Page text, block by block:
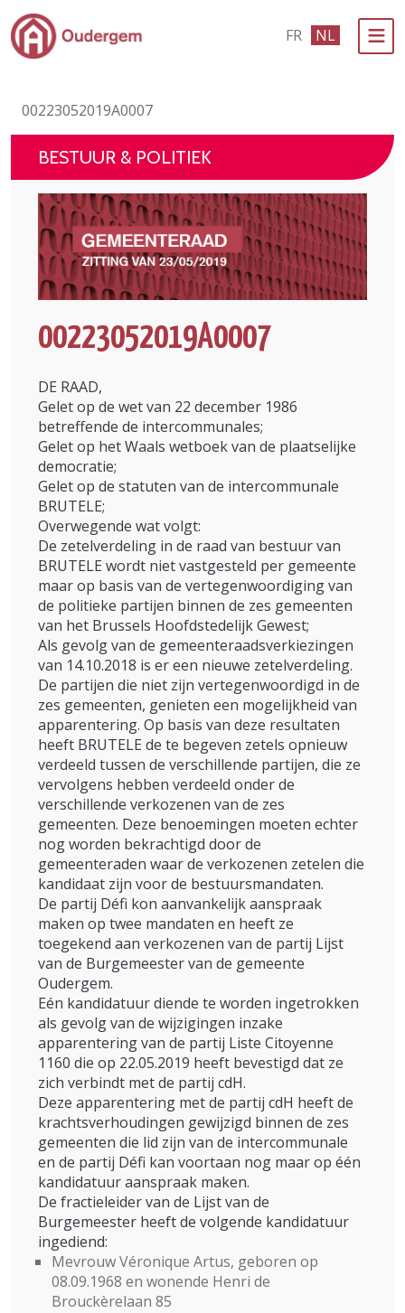
Ga naar de hoofdinhoud FR NL
Evenementen & Verenigingen
eLoket
Leven in Oudergem
In 1 klik
00223052019A0007
BESTUUR & POLITIEK
00223052019A0007
DE RAAD,
Gelet op de wet van 22 december 1986
betreffende de intercommunales;
Gelet op het Waals wetboek van de plaatselijke
democratie;
Gelet op de statuten van de intercommunale
BRUTELE;
Overwegende wat volgt:
De zetelverdeling in de raad van bestuur van
BRUTELE wordt niet vastgesteld per gemeente
maar op basis van de vertegenwoordiging van
de politieke partijen binnen de zes gemeenten
van het Brussels Hoofdstedelijk Gewest;
Als gevolg van de gemeenteraadsverkiezingen
van 14.10.2018 is er een nieuwe zetelverdeling.
De partijen die niet zijn vertegenwoordigd in de
zes gemeenten, genieten een mogelijkheid van
apparentering. Op basis van deze resultaten
heeft BRUTELE de te begeven zetels opnieuw
verdeeld tussen de verschillende partijen, die ze
vervolgens hebben verdeeld onder de
verschillende verkozenen van de zes
gemeenten. Deze benoemingen moeten echter
nog worden bekrachtigd door de
gemeenteraden waar de verkozenen zetelen die
kandidaat zijn voor de bestuursmandaten.
De partij Défi kon aanvankelijk aanspraak
maken op twee mandaten en heeft ze
toegekend aan verkozenen van de partij Lijst
van de Burgemeester van de gemeente
Oudergem.
Eén kandidatuur diende te worden ingetrokken
als gevolg van de wijzigingen inzake
apparentering van de partij Liste Citoyenne
1160 die op 22.05.2019 heeft bevestigd dat ze
zich verbindt met de partij cdH.
Deze apparentering met de partij cdH heeft de
krachtsverhoudingen gewijzigd binnen de zes
gemeenten die lid zijn van de intercommunale
en de partij Défi kan voortaan nog maar op één
kandidatuur aanspraak maken.
De fractieleider van de Lijst van de
Burgemeester heeft de volgende kandidatuur
ingediend:
Mevrouw Véronique Artus, geboren op
08.09.1968 en wonende Henri de
Brouckèrelaan 85